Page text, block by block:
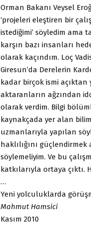
Orman Bakanı Veysel
‘projeleri eleştiren bir
istediğimi’ söyledim ama
karşın bazı insanları
olarak kaçındım. Loç
Giresun’da Derelerin
kadar birçok ismi
aktaranların ağzından
olarak verdim. Bilgi
kaynakçada yer alan
uzmanlarıyla yapılan
haklılığını
söylemeliyim. Ve bu
katkılarıyla ortaya
…
Yeni yolculuklarda
Mahmut Hamsici
Kasım 2010